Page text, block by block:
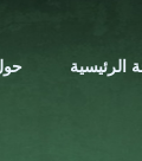
الرئيسية